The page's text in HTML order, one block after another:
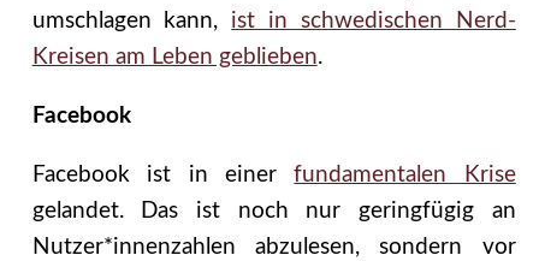
umschlagen kann, ist in schwedischen Nerd-
Kreisen am Leben geblieben.
Facebook
Facebook ist in einerfundamentalen Krise
gelandet. Das ist noch nur geringfügig an
Nutzer*innenzahlen abzulesen, sondern vor